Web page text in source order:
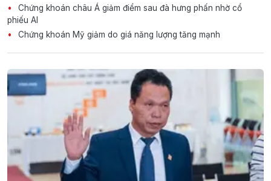
Chứng khoán châu Á giảm điểm sau đà hưng phấn nhờ cổ
phiếu AI
Chứng khoán Mỹ giảm do giá năng lượng tăng mạnh